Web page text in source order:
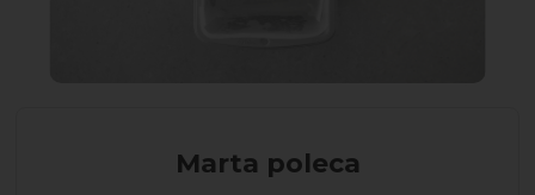
Marta poleca